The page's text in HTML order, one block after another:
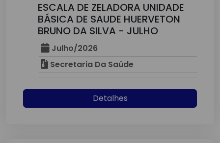
ESCALA DE ZELADORA UNIDADE
BÁSICA DE SAUDE HUERVETON
BRUNO DA SILVA - JULHO
Julho/2026
Secretaria Da Saúde
Detalhes